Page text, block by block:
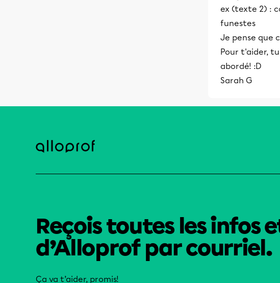
ex (texte 2) :
funestes
Je pense que
Pour t'aider,
abordé! :D
Sarah G
Reçois toutes les infos
d’Alloprof par courriel.
Ça va t’aider, promis!